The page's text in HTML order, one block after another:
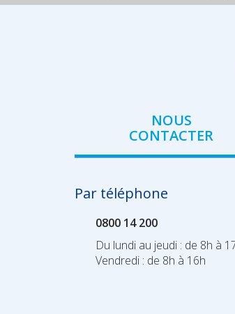
NOUS
CONTACTER
Par téléphone
0800 14 200
Du lundi au jeudi : de 8h à
Vendredi : de 8h à 16h